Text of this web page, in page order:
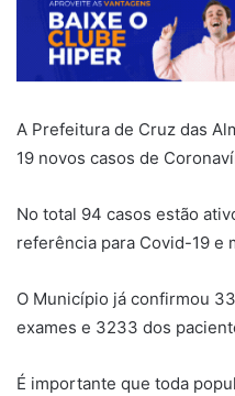
A Prefeitura de Cruz das
19 novos casos de
No total 94 casos estão
referência para Covid-19 e
O Município já confirmou
exames e 3233 dos
É importante que toda